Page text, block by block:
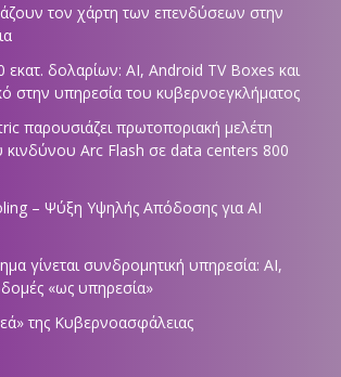
τον χάρτη των επενδύσεων στην
δολαρίων: AI, Android TV Boxes και
στην υπηρεσία του κυβερνοεγκλήματος
παρουσιάζει πρωτοποριακή μελέτη
κινδύνου Arc Flash σε data centers 800
– Ψύξη Υψηλής Απόδοσης για AI
γίνεται συνδρομητική υπηρεσία: AI,
«ως υπηρεσία»
της Κυβερνοασφάλειας